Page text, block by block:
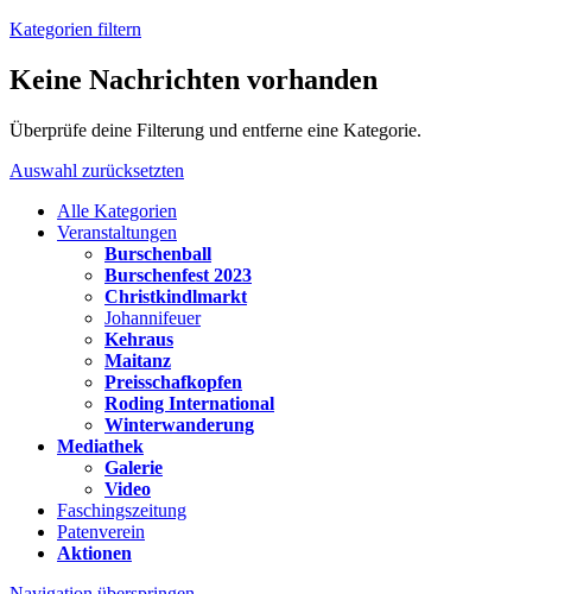
Kategorien filtern
Keine Nachrichten vorhanden
Überprüfe deine Filterung und entferne eine Kategorie.
Auswahl zurücksetzten
Alle Kategorien
Veranstaltungen
Burschenball
Burschenfest 2023
Christkindlmarkt
Johannifeuer
Kehraus
Maitanz
Preisschafkopfen
Roding International
Winterwanderung
Mediathek
Galerie
Video
Faschingszeitung
Patenverein
Aktionen